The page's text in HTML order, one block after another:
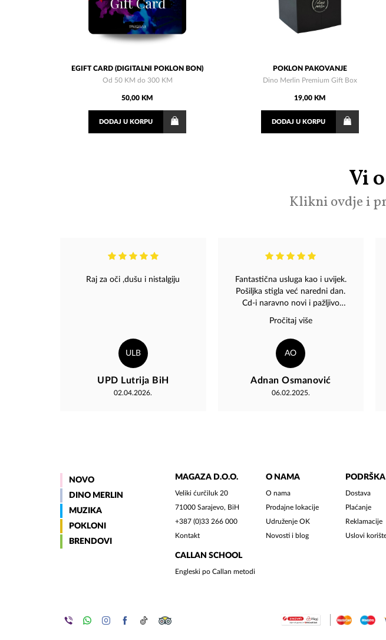
EGIFT CARD (DIGITALNI POKLON BON)
Od 50 KM do 300 KM
50,00 KM
DODAJ U KORPU
POKLON PAKOVANJE
Dino Merlin Premium Gift Box
19,00 KM
DODAJU KORPU
Vi
Klikni ovdje i
Raj za oči ,dušu i nistalgiju
ULB
UPD Lutrija BiH
02.04.2026.
Fantastična usluga kao i uvijek.
Pošiljka stigla već naredni dan.
Cd-i naravno novi i pažljivo
zapakovani. Poseban detalj je da
se naljepnice sa cijenama vrlo
lako skidaju bez da se ošteti
celofan na cd-u. Mogu samo da
preporučim.
Pročitaj više
AO
Adnan Osmanović
06.02.2025.
NOVO
DINO MERLIN
MUZIKA
POKLONI
BRENDOVI
MAGAZA D.O.O.
Veliki ćurčiluk 20
71000 Sarajevo, BiH
+387 (0)33 266 000
Kontakt
O NAMA
O nama
Prodajne lokacije
Udruženje OK
Novosti i blog
PODRŠKA
Dostava
Plaćanje
Reklamacije
Uslovi
CALLAN SCHOOL
Engleski po Callan metodi